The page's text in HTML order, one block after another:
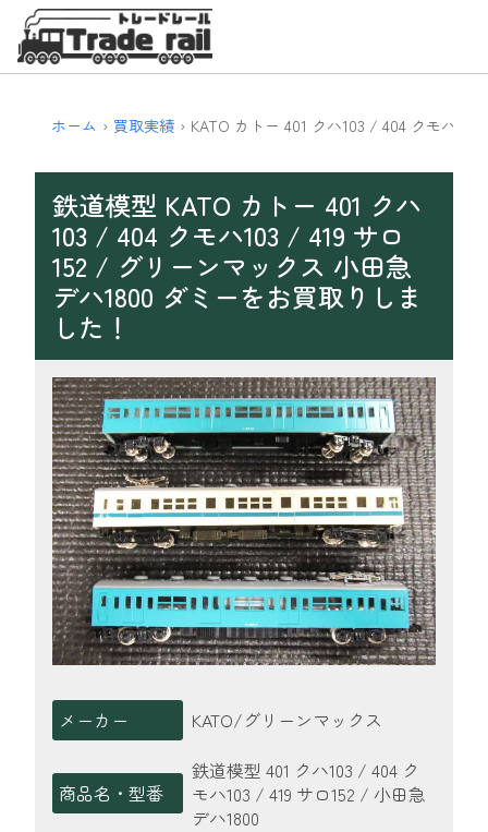
ホーム 買取実績 KATO カトー 401 クハ103 / 404 クモハ
鉄道模型 KATO カトー 401 クハ
103 / 404 クモハ103 / 419 サロ
152 / グリーンマックス 小田急
デハ1800 ダミーをお買取りしま
した！
メーカー KATO/グリーンマックス
商品名・型番
鉄道模型 401 クハ103 / 404 ク
モハ103 / 419 サロ152 / 小田急
デハ1800